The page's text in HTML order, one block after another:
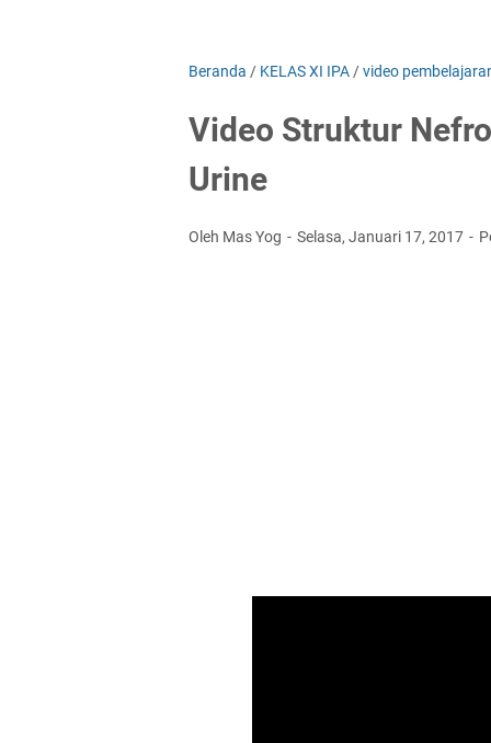
Beranda / KELAS XI IPA /video
Video Struktur
Urine
Oleh Mas Yog Selasa, Januari 17, 2017